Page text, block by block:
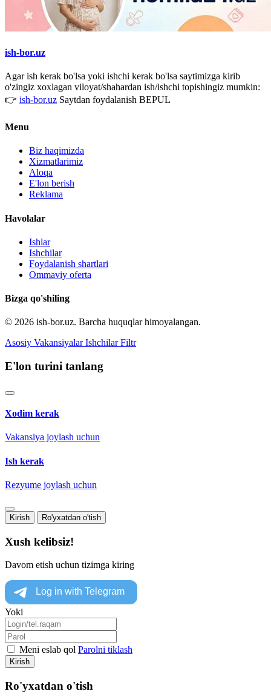
ish-bor.uz
Agar ish kerak bo'lsa yoki ishchi kerak bo'lsa saytimizga kirib
o'zingiz xoxlagan viloyat/shahardan ish/ishchi topishingiz mumkin:
👉 ish-bor.uz Saytdan foydalanish BEPUL
Menu
Biz haqimizda
Xizmatlarimiz
Aloqa
E'lon berish
Reklama
Havolalar
Ishlar
Ishchilar
Foydalanish shartlari
Ommaviy oferta
Bizga qo'shiling
© 2026 ish-bor.uz. Barcha huquqlar himoyalangan.
Asosiy Vakansiyalar Ishchilar Filtr
E'lon turini tanlang
Xodim kerak
Vakansiya joylash uchun
Ish kerak
Rezyume joylash uchun
Kirish Ro'yxatdan o'tish
Xush kelibsiz!
Davom etish uchun tizimga kiring
Yoki
Meni eslab qol Parolni tiklash
Kirish
Ro'yxatdan o'tish